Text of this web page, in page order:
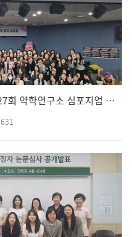
'약학대학 창립 80주년 기념' 제27회 약학연구소 심포지엄 및 성과 공유회(2025.11.06)
631